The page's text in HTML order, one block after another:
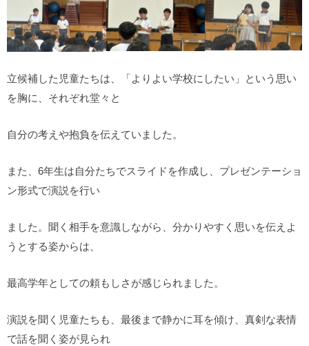
立候補した児童たちは、「よりよい学校にしたい」という思い
を胸に、それぞれ堂々と
自分の考えや抱負を伝えていました。
また、6年生は自分たちでスライドを作成し、プレゼンテーショ
ン形式で演説を行い
ました。聞く相手を意識しながら、分かりやすく思いを伝えよ
うとする姿からは、
最高学年としての頼もしさが感じられました。
演説を聞く児童たちも、最後まで静かに耳を傾け、真剣な表情
で話を聞く姿が見られ